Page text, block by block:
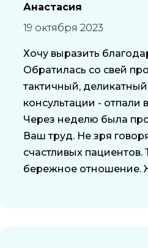
Анастасия
19 октября 2023
Хочу выразить
Обратилась со свей
тактичный,
консультации -
Через неделю была
Ваш труд. Не зря
счастливых
бережное отношение.